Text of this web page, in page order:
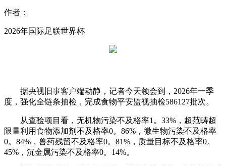
作者：
2026年国际足联世界杯
据央视旧事客户端动静，记者今天领会到，2026年一季
度，强化全链条抽检，完成食物平安监视抽检586127批次。
从查验项目看，无机物污染不及格率1。33%，超范畴超
限量利用食物添加剂不及格率0。86%，微生物污染不及格率
0。84%，兽药残留不及格率0。81%，质量目标不及格率0。
45%，沉金属污染不及格率0。14%。